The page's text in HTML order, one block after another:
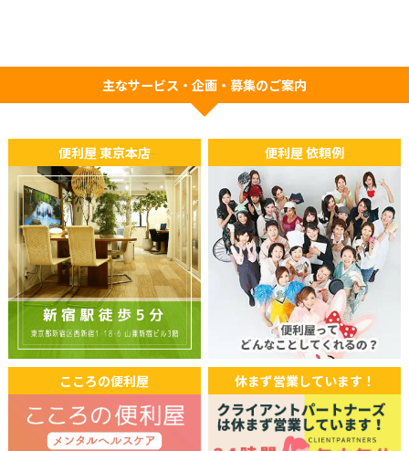
デンマークの新聞『Weekendavisen』にて、「OKおばあちゃ
ん」に関する取材記事が掲載されました。
2026年01月11日
タイ王国公共放送 Thai PBS『Do Hiru』にて「OK Obaachan
(OKおばあちゃん)」が特集されました。
2025年12月09日
ラジオ
ラジオ関西 『Clip(クリップ)』にてOKおばあちゃんが紹介され
ました。
2025年10月15日
ラジオ
FM大阪「赤maru」にてクライアントパートナーズのサービス
が紹介されました。
主なサービス・企画・募集のご案内
便利屋 東京本店 便利屋 依頼例
こころの便利屋 休まず営業しています！